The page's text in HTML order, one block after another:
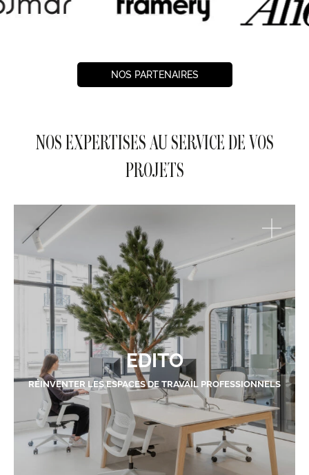
NOS PARTENAIRES
NOS EXPERTISES AU SERVICE DE VOS
PROJETS
EDITO
RÉINVENTER LES ESPACES DE TRAVAIL PROFESSIONNELS